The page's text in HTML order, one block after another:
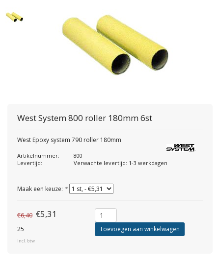
West System800 roller 180mm 6st
West Epoxy system 790 roller 180mm
Artikelnummer:
800
Levertijd:
Verwachte levertijd: 1-3 werkdagen
Maak een keuze: *
€6,40 €5,31
25
Incl. btw
Toevoegen aan winkelwagen